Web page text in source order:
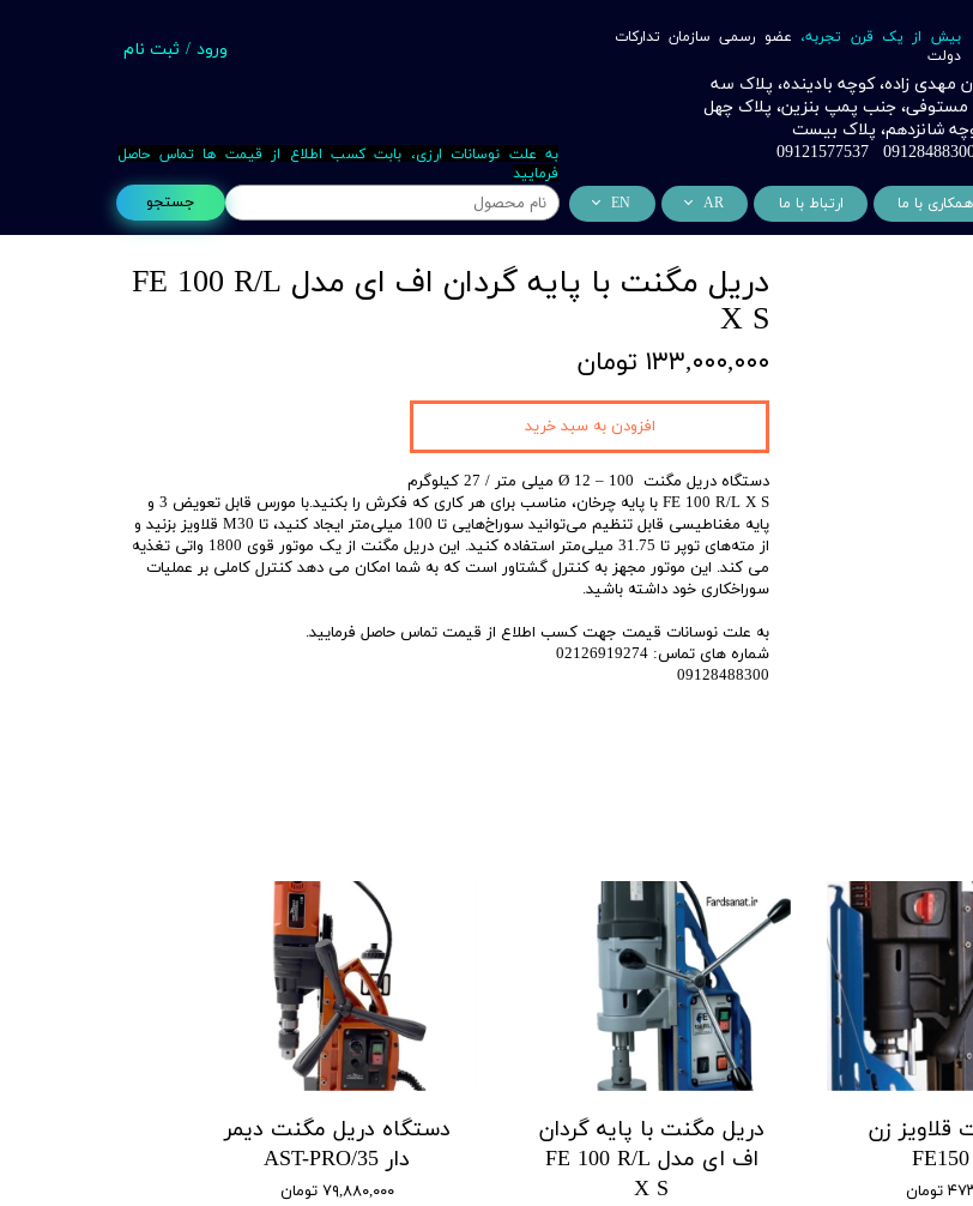
جستجو
مهدی زاده، کوچه بادینده، پلاک سه
مستوفی، جنب پمپ بنزین، پلاک چهل
شانزدهم، پلاک بیست
بیش از یک قرن تجربه، عضو رسمی سازمان تدارکات
دولت
ورود / ثبت نام
سفارشات
خروج از حساب کاربری
همکاری با ما ارتباط با ما AR
التعاون التجاري
EN
Business Cooperation
به علت نوسانات ارزی، بابت کسب اطلاع از قیمت ها تماس حاصل
فرمایید
دریل مگنت با پایه گردان اف ای مدل FE 100 R/L
X S
۱۳۳,۰۰۰,۰۰۰ تومان
دستگاه دریل مگنت Ø 12 – 100 میلی متر / 27 کیلوگرم
FE 100 R/L X S با پایه چرخان، مناسب برای هر کاری که فکرش را بکنید.با مورس قابل تعویض 3 و
پایه مغناطیسی قابل تنظیم می‌توانید سوراخ‌‌هایی تا 100 میلی‌متر ایجاد کنید، تا M30 قلاویز بزنید و
از مته‌های توپر تا 31.75 میلی‌متر استفاده کنید. این دریل مگنت از یک موتور قوی 1800 واتی تغذیه
می کند. این موتور مجهز به کنترل گشتاور است که به شما امکان می دهد کنترل کاملی بر عملیات
سوراخکاری خود داشته باشید.
به علت نوسانات قیمت جهت کسب اطلاع از قیمت تماس حاصل فرمایید.
شماره های تماس: 02126919274
09128488300
افزودن به سبد خرید
قلاویز زن
دریل مگنت با پایه گردان
اف ای مدل FE 100 R/L
X S
دستگاه دریل مگنت دیمر
دار AST-PRO/35
۷۹,۸۸۰,۰۰۰ تومان